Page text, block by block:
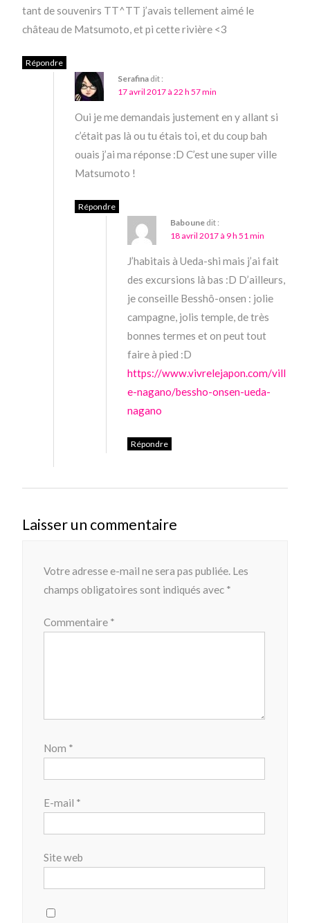
tant de souvenirs TT^TT j’avais tellement aimé le
château de Matsumoto, et pi cette rivière <3
Répondre
Serafina dit :
17 avril 2017 à 22 h 57 min
Oui je me demandais justement en y allant si
c’était pas là ou tu étais toi, et du coup bah
ouais j’ai ma réponse :D C’est une super ville
Matsumoto !
Répondre
Baboune dit :
18 avril 2017 à 9 h 51 min
J’habitais à Ueda-shi mais j’ai fait
des excursions là bas :D D’ailleurs,
je conseille Besshô-onsen : jolie
campagne, jolis temple, de très
bonnes termes et on peut tout
faire à pied :D
https://www.vivrelejapon.com/vill
e-nagano/bessho-onsen-ueda-
nagano
Répondre
Laisser un commentaire
Votre adresse e-mail ne sera pas publiée. Les
champs obligatoires sont indiqués avec *
Commentaire *
Nom *
E-mail *
Site web